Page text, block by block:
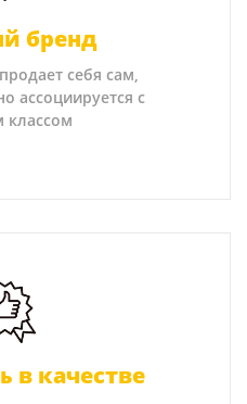
бренд
себя сам,
ассоциируется с
классом
в качестве